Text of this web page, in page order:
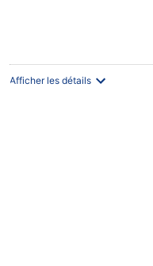
Afficher les détails